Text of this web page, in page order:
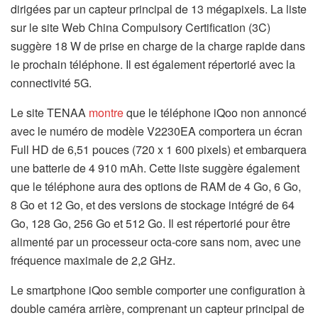
dirigées par un capteur principal de 13 mégapixels. La liste
sur le site Web China Compulsory Certification (3C)
suggère 18 W de prise en charge de la charge rapide dans
le prochain téléphone. Il est également répertorié avec la
connectivité 5G.
Le site TENAA montreque le téléphone iQoo non annoncé
avec le numéro de modèle V2230EA comportera un écran
Full HD de 6,51 pouces (720 x 1 600 pixels) et embarquera
une batterie de 4 910 mAh. Cette liste suggère également
que le téléphone aura des options de RAM de 4 Go, 6 Go,
8 Go et 12 Go, et des versions de stockage intégré de 64
Go, 128 Go, 256 Go et 512 Go. Il est répertorié pour être
alimenté par un processeur octa-core sans nom, avec une
fréquence maximale de 2,2 GHz.
Le smartphone iQoo semble comporter une configuration à
double caméra arrière, comprenant un capteur principal de